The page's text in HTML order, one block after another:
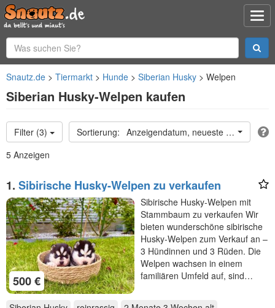
Snautz.de Tiermarkt Hunde Siberian Husky Welpen
Siberian Husky-Welpen kaufen
Filter (3)
Anzeigendatum, neueste oben
5 Anzeigen
1. Sibirische Husky-Welpen zu verkaufen
500 €
Sibirische Husky-Welpen mit
Stammbaum zu verkaufen Wir
bieten wunderschöne sibirische
Husky-Welpen zum Verkauf an –
3 Hündinnen und 3 Rüden. Die
Welpen wachsen in einem
familiären Umfeld auf, sind…